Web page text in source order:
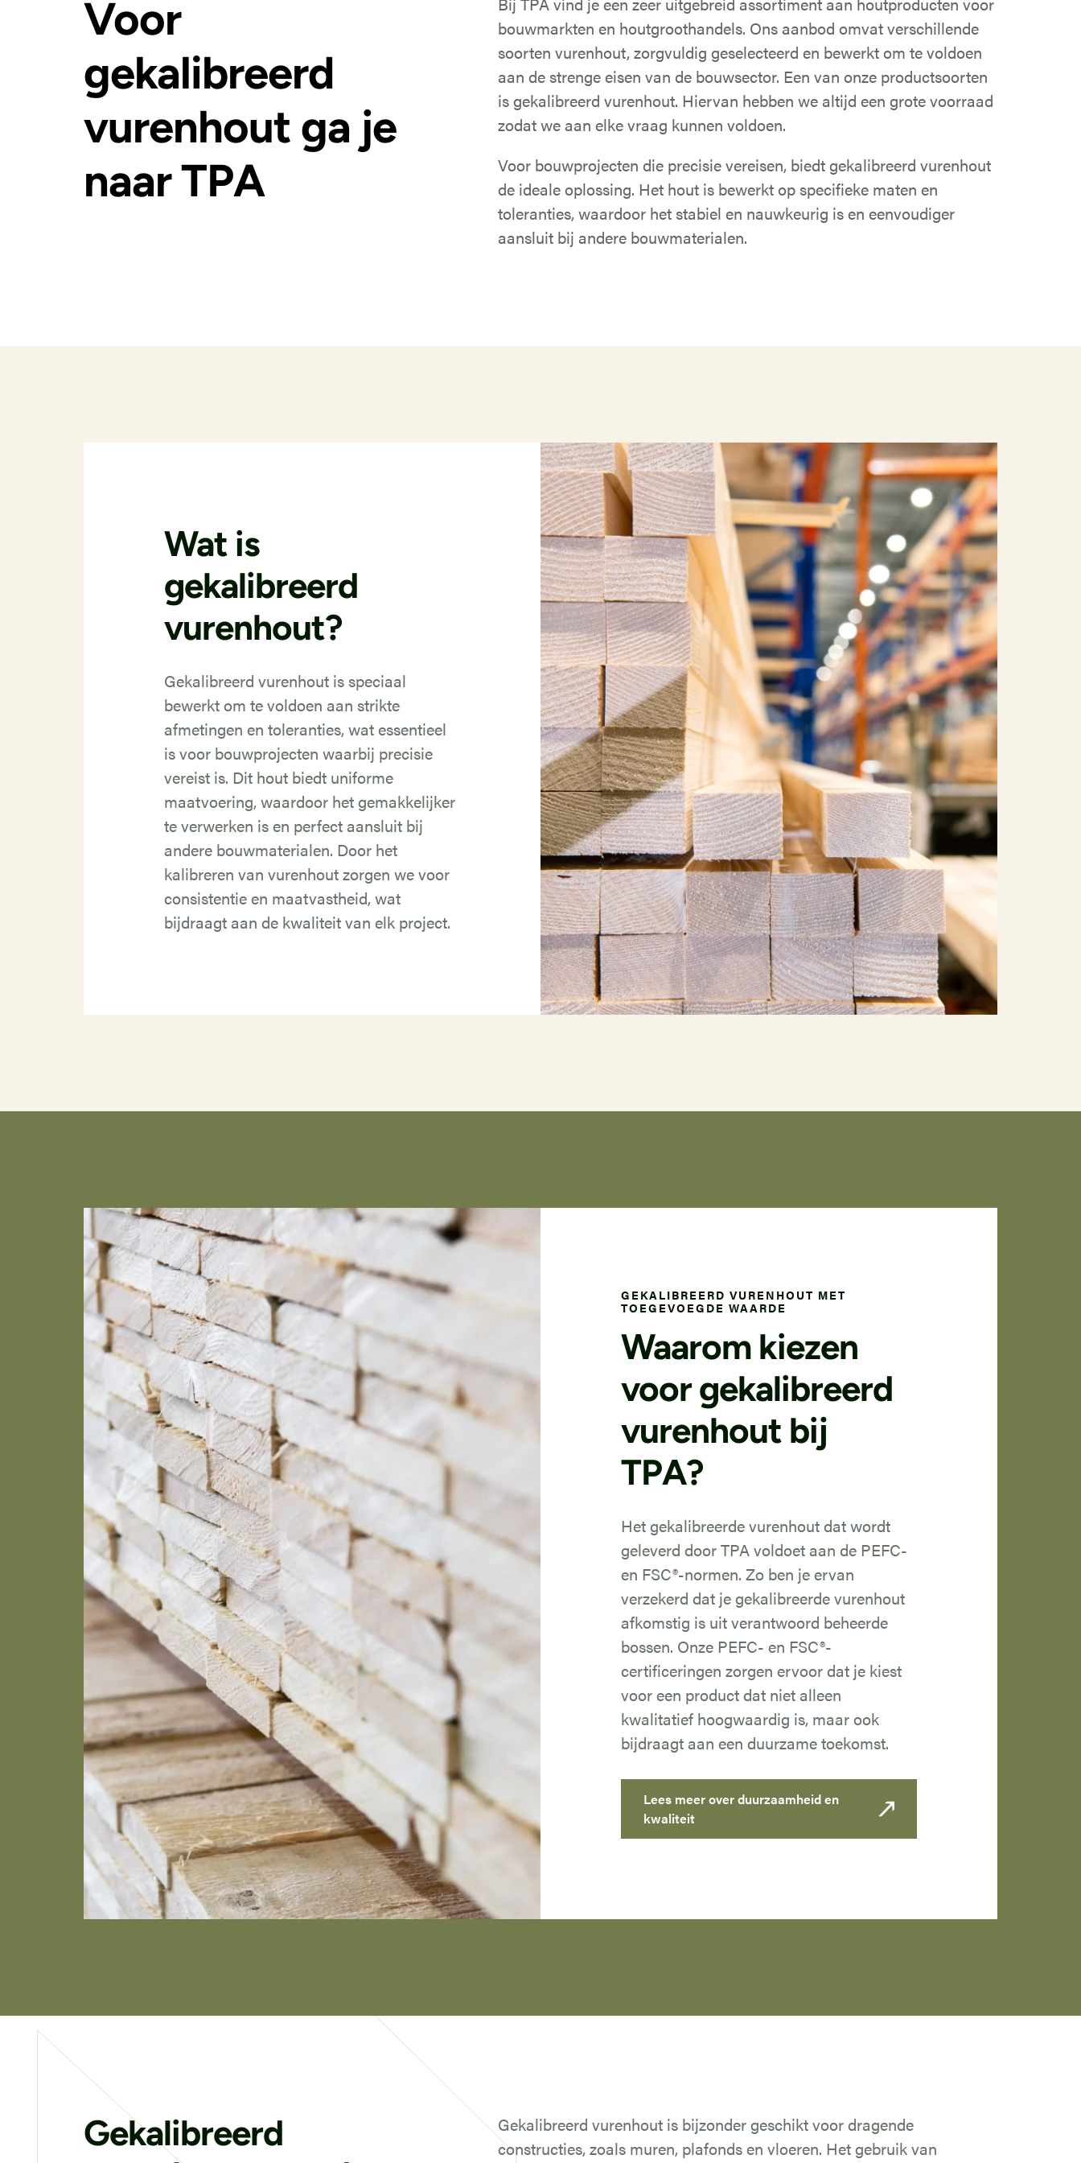
Voor
gekalibreerd
vurenhout ga je
naar TPA
bouwmarkten en houtgroothandels. Ons aanbod omvat verschillende
soorten vurenhout, zorgvuldig geselecteerd en bewerkt om te voldoen
aan de strenge eisen van de bouwsector. Een van onze productsoorten
is gekalibreerd vurenhout. Hiervan hebben we altijd een grote voorraad
zodat we aan elke vraag kunnen voldoen.
Voor bouwprojecten die precisie vereisen, biedt gekalibreerd vurenhout
de ideale oplossing. Het hout is bewerkt op specifieke maten en
toleranties, waardoor het stabiel en nauwkeurig is en eenvoudiger
aansluit bij andere bouwmaterialen.
Wat is
gekalibreerd
vurenhout?
Gekalibreerd vurenhout is speciaal
bewerkt om te voldoen aan strikte
afmetingen en toleranties, wat essentieel
is voor bouwprojecten waarbij precisie
vereist is. Dit hout biedt uniforme
maatvoering, waardoor het gemakkelijker
te verwerken is en perfect aansluit bij
andere bouwmaterialen. Door het
kalibreren van vurenhout zorgen we voor
consistentie en maatvastheid, wat
bijdraagt aan de kwaliteit van elk project.
GEKALIBREERD VURENHOUT MET
TOEGEVOEGDE WAARDE
Waarom kiezen
voor gekalibreerd
vurenhout bij
TPA?
Het gekalibreerde vurenhout dat wordt
geleverd door TPA voldoet aan de PEFC-
en FSC®-normen. Zo ben je ervan
verzekerd dat je gekalibreerde vurenhout
afkomstig is uit verantwoord beheerde
bossen. Onze PEFC- en FSC®-
certificeringen zorgen ervoor dat je kiest
voor een product dat niet alleen
kwalitatief hoogwaardig is, maar ook
bijdraagt aan een duurzame toekomst.
Lees meer over duurzaamheid en
kwaliteit
Gekalibreerd
Gekalibreerd vurenhout is bijzonder geschikt voor dragende
constructies, zoals muren, plafonds en vloeren. Het gebruik van